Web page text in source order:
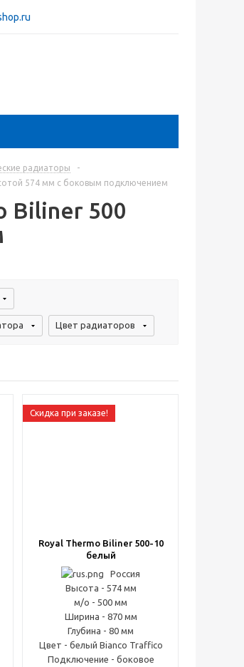
радиаторы
-
574 мм с боковым подключением
Biliner 500
Цвет радиаторов
Скидка при заказе!
Royal Thermo Biliner 500-10
белый
Россия
Высота - 574 мм
м/о - 500 мм
Ширина - 870 мм
Глубина - 80 мм
Цвет - белый Bianco Traffico
Подключение - боковое